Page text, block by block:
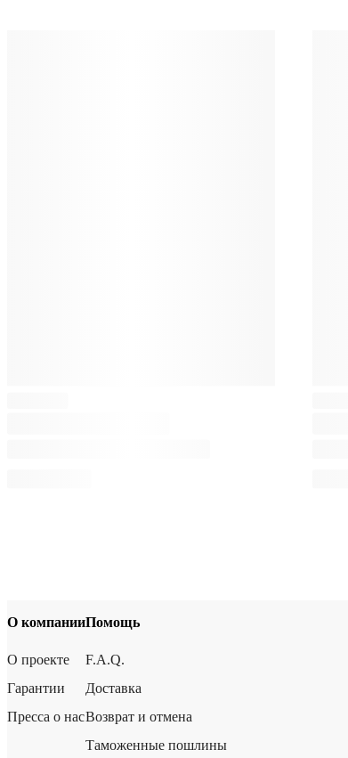
О компании
О проекте
Гарантии
Пресса о нас
Помощь
F.A.Q.
Доставка
Возврат и отмена
Таможенные пошлины